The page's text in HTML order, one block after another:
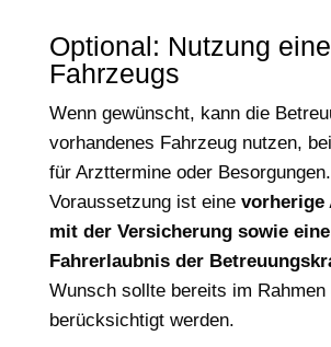
Optional: Nutzung
Fahrzeugs
Wenn gewünscht, kann die
vorhandenes Fahrzeug nutzen,
für Arzttermine oder Besorgungen.
Voraussetzung ist eine vorherige
mit der Versicherung sowie
Fahrerlaubnis der
Wunsch sollte bereits im Rahmen
berücksichtigt werden.